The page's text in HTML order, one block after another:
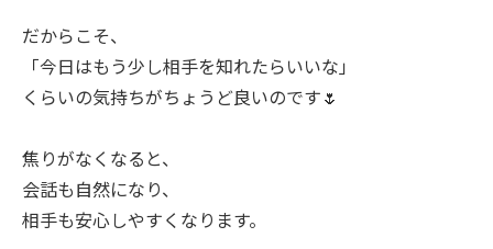
だからこそ、
「今日はもう少し相手を知れたらいいな」
くらいの気持ちがちょうど良いのです🌷
焦りがなくなると、
会話も自然になり、
相手も安心しやすくなります。